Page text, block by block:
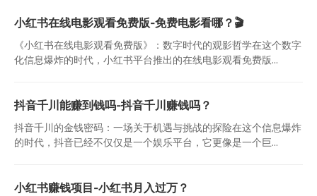
小红书在线电影观看免费版-免费电影看哪？🎬
《小红书在线电影观看免费版》：数字时代的观影哲学在这个数字
化信息爆炸的时代，小红书平台推出的在线电影观看免费版...
抖音千川能赚到钱吗-抖音千川赚钱吗？
抖音千川的金钱密码：一场关于机遇与挑战的探险在这个信息爆炸
的时代，抖音已经不仅仅是一个娱乐平台，它更像是一个巨...
小红书赚钱项目-小红书月入过万？